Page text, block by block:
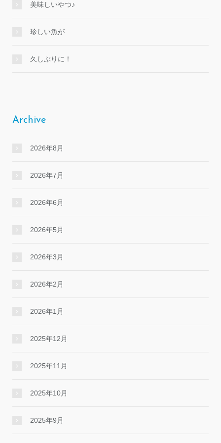
美味しいやつ♪
珍しい魚が
久しぶりに！
Archive
2026年8月
2026年7月
2026年6月
2026年5月
2026年3月
2026年2月
2026年1月
2025年12月
2025年11月
2025年10月
2025年9月